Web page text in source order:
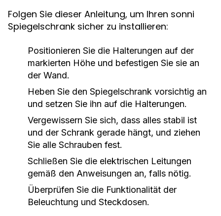
Folgen Sie dieser Anleitung, um Ihren sonni
Spiegelschrank sicher zu installieren:
Positionieren Sie die Halterungen auf der
markierten Höhe und befestigen Sie sie an
der Wand.
Heben Sie den Spiegelschrank vorsichtig an
und setzen Sie ihn auf die Halterungen.
Vergewissern Sie sich, dass alles stabil ist
und der Schrank gerade hängt, und ziehen
Sie alle Schrauben fest.
Schließen Sie die elektrischen Leitungen
gemäß den Anweisungen an, falls nötig.
Überprüfen Sie die Funktionalität der
Beleuchtung und Steckdosen.